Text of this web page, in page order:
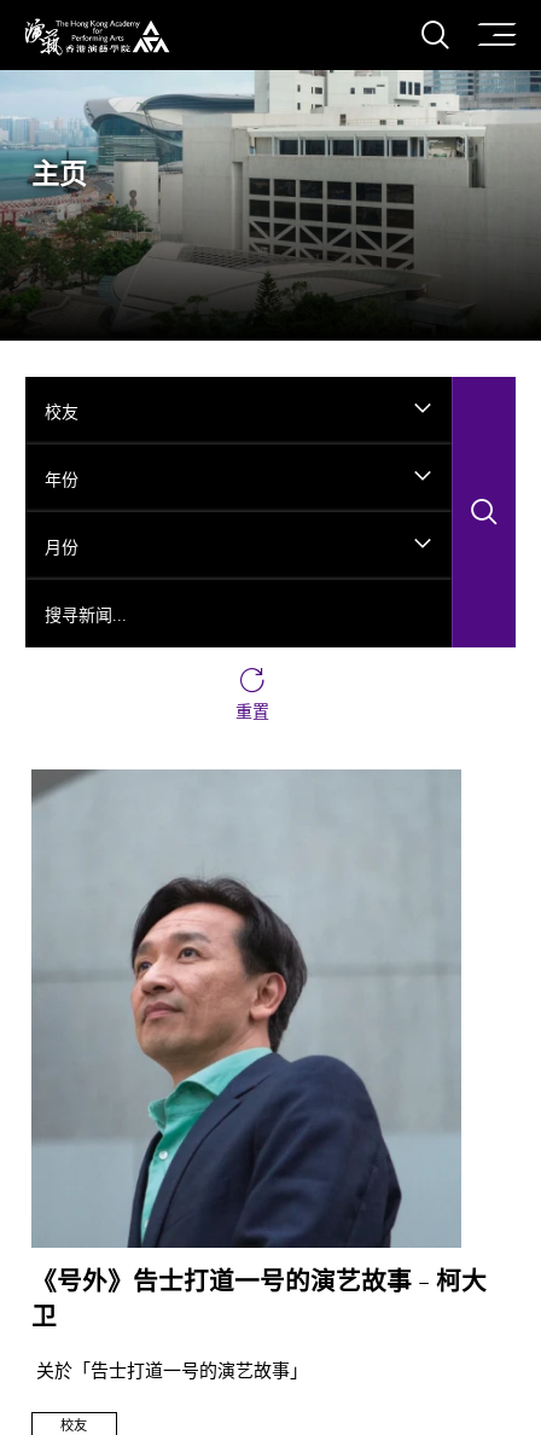
香港演艺学院
打开
主页
校友
年份
月份
重置
《号外》告士打道一号的演艺故事 - 柯大
卫
关於「告士打道一号的演艺故事」
校友